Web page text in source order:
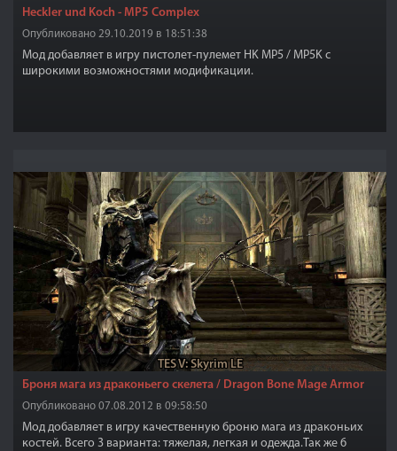
Heckler und Koch - MP5 Complex
Опубликовано 29.10.2019 в 18:51:38
Мод добавляет в игру пистолет-пулемет HK MP5 / MP5K с
широкими возможностями модификации.
TES V: Skyrim LE
Броня мага из драконьего скелета / Dragon Bone Mage Armor
Опубликовано 07.08.2012 в 09:58:50
Мод добавляет в игру качественную броню мага из драконьих
костей. Всего 3 варианта: тяжелая, легкая и одежда.Так же 6